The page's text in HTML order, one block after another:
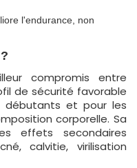
l'endurance, non
compromis entre
de sécurité favorable
débutants et pour les
corporelle. Sa
effets secondaires
calvitie, virilisation